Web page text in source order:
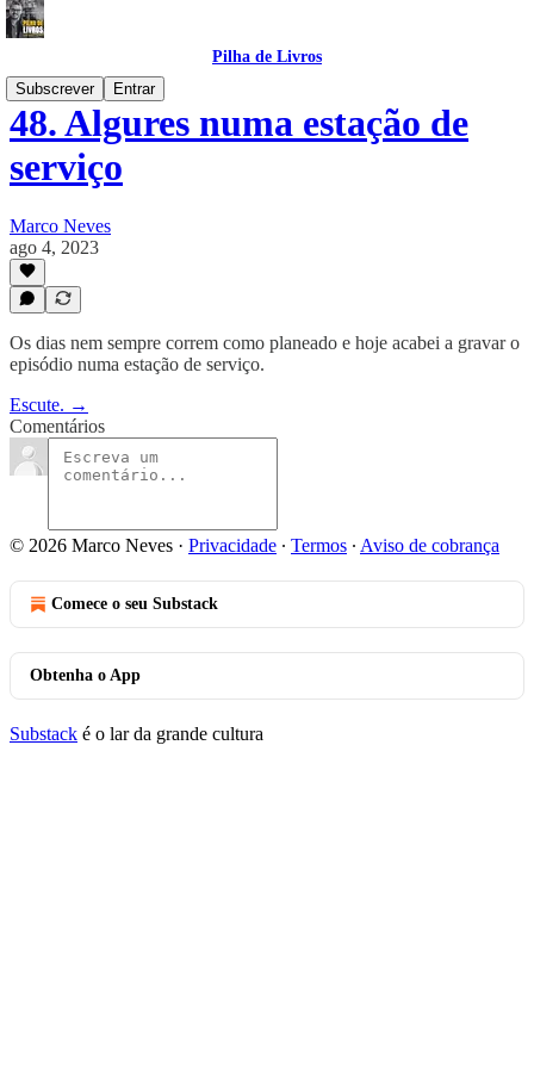
Pilha de Livros
Subscrever
Entrar
48. Algures numa estação de
serviço
Marco Neves
ago 4, 2023
Os dias nem sempre correm como planeado e hoje acabei a gravar o
episódio numa estação de serviço.
Escute. →
Comentários
© 2026 Marco Neves · Privacidade ∙ Termos ∙ Aviso de cobrança
Comece o seu Substack
Obtenha o App
Substack é o lar da grande cultura